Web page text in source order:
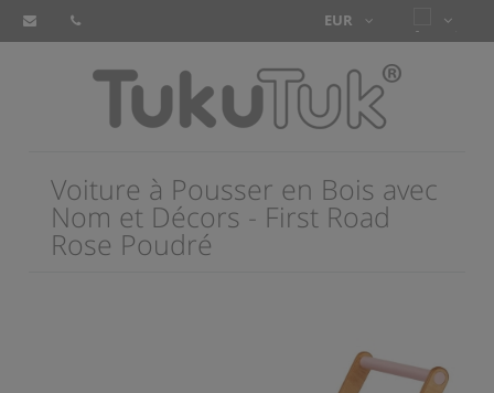
Voiture à Pousser en Bois avec
Nom et Décors - First Road
Rose Poudré